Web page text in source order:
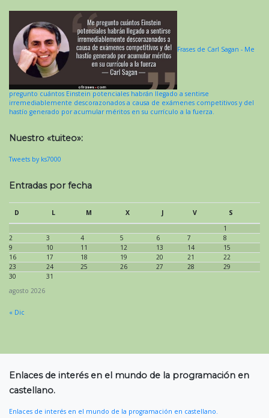
Frases de Carl Sagan - Me
pregunto cuántos Einstein potenciales habrán llegado a sentirse
irremediablemente descorazonados a causa de exámenes competitivos y del
hastío generado por acumular méritos en su currículo a la fuerza.
Nuestro «tuiteo»:
Tweets by ks7000
Entradas por fecha
agosto 2026
D L M X J V
S
1
2
3 4 5 6 7
8
9
10 11 12 13 14
15
16
17 18 19 20 21
22
23
24 25 26 27 28
29
30
31
« Dic
Enlaces de interés en el mundo de la programación en
castellano.
Enlaces de interés en el mundo de la programación en castellano.